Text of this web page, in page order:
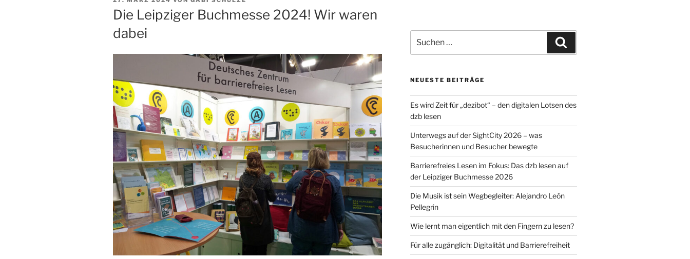
Die Leipziger Buchmesse 2024! Wir waren
dabei
AM
nach:
NEUESTE BEITRÄGE
Es wird Zeit für „dezibot“ – den digitalen Lotsen des
dzb lesen
Unterwegs auf der SightCity 2026 – was
Besucherinnen und Besucher bewegte
Barrierefreies Lesen im Fokus: Das dzb lesen auf
der Leipziger Buchmesse 2026
Die Musik ist sein Wegbegleiter: Alejandro León
Pellegrin
Wie lernt man eigentlich mit den Fingern zu lesen?
Für alle zugänglich: Digitalität und Barrierefreiheit